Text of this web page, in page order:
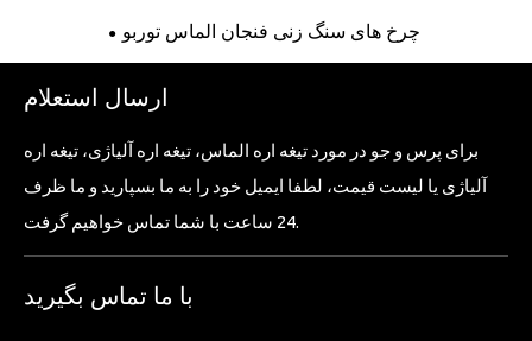
چرخ های سنگ زنی فنجان الماس توربو
ارسال استعلام
برای پرس و جو در مورد تیغه اره الماس، تیغه اره آلیاژی، تیغه اره
آلیاژی یا لیست قیمت، لطفا ایمیل خود را به ما بسپارید و ما ظرف
24 ساعت با شما تماس خواهیم گرفت.
با ما تماس بگیرید